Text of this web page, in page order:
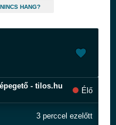
NINCS HANG?
- tilos.hu
Élő
3 perccel ezelőtt